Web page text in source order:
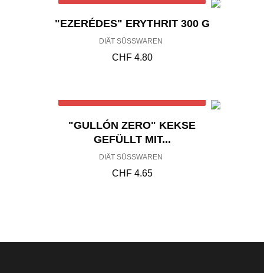
"EZERÉDES" ERYTHRIT 300 G
DIÄT SÜSSWAREN
CHF4.80
"GULLÓN ZERO" KEKSE
GEFÜLLT MIT...
DIÄT SÜSSWAREN
CHF4.65